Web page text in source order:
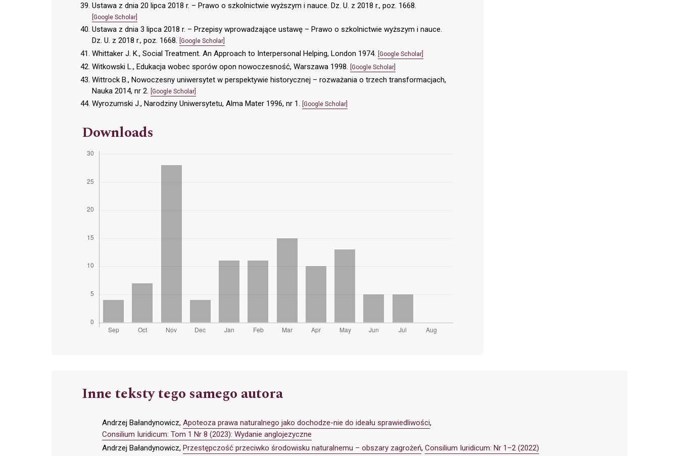
Ustawa z dnia 20 lipca 2018 r. – Prawo o szkolnictwie wyższym i nauce. Dz. U. z 2018 r., poz. 1668.
[Google Scholar]
Ustawa z dnia 3 lipca 2018 r. – Przepisy wprowadzające ustawę – Prawo o szkolnictwie wyższym i nauce.
Dz. U. z 2018 r., poz. 1668. [Google Scholar]
Whittaker J. K., Social Treatment. An Approach to Interpersonal Helping, London 1974. [Google Scholar]
Witkowski L., Edukacja wobec sporów opon nowoczesność, Warszawa 1998. [Google Scholar]
Wittrock B., Nowoczesny uniwersytet w perspektywie historycznej – rozważania o trzech transformacjach,
Nauka 2014, nr 2. [Google Scholar]
Wyrozumski J., Narodziny Uniwersytetu, Alma Mater 1996, nr 1. [Google Scholar]
Downloads
Inne teksty tego samego autora
Andrzej Bałandynowicz, Apoteoza prawa naturalnego jako dochodze-nie do ideału sprawiedliwości,
Consilium Iuridicum: Tom 1 Nr 8 (2023): Wydanie anglojezyczne
Andrzej Bałandynowicz, Przestępczość przeciwko środowisku naturalnemu – obszary zagrożeń, Consilium Iuridicum: Nr 1–2 (2022)